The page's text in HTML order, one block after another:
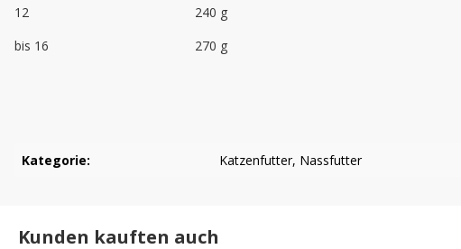
12
240 g
bis 16
270 g
Kategorie: Katzenfutter, Nassfutter
Kunden kauften auch